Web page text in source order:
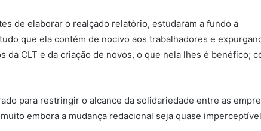
de elaborar o realçado relatório, estudaram a fundo a
que ela contém de nocivo aos trabalhadores e
da CLT e da criação de novos, o que nela lhes é benéfico;
restringir o alcance da solidariedade entre as
embora a mudança redacional seja quase